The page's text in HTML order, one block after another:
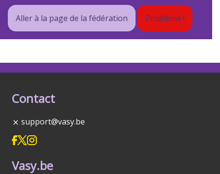
Aller à la page de la fédération Problème !
Contact
support@vasy.be
Vasy.be